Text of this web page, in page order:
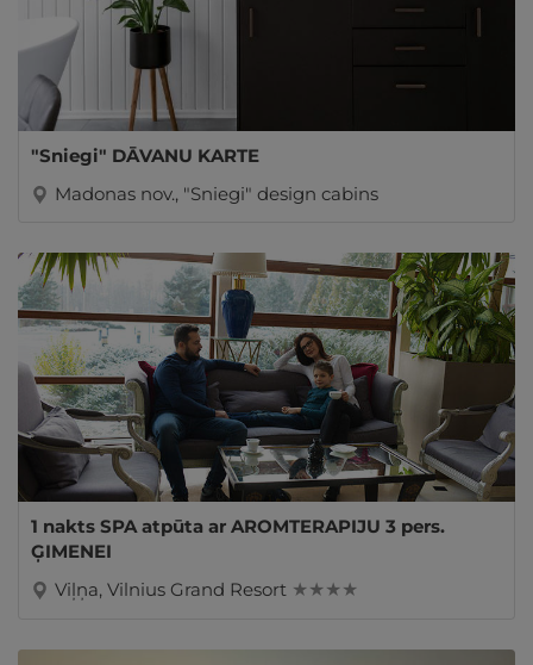
"Sniegi" DĀVANU KARTE
Madonas nov., "Sniegi" design cabins
1 nakts SPA atpūta ar AROMTERAPIJU 3 pers.
ĢIMENEI
Viļņa, Vilnius Grand Resort ★ ★ ★ ★